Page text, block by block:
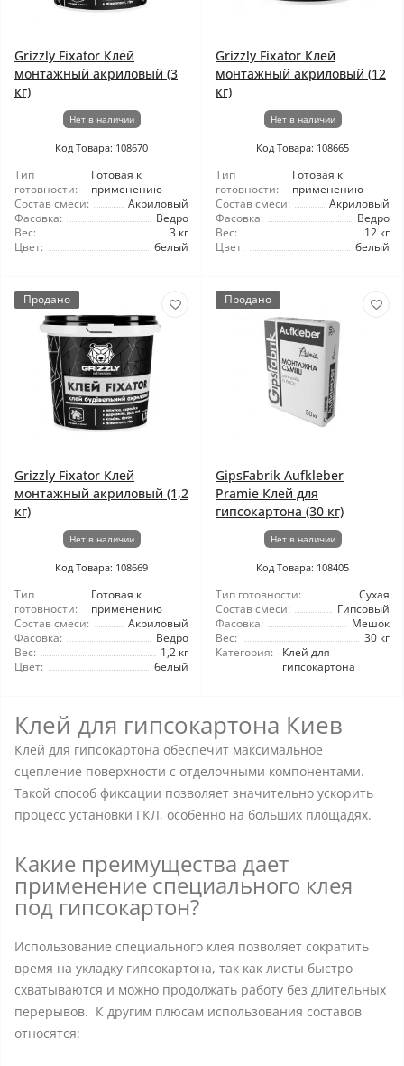
Grizzly Fixator Клей
монтажный акриловый (3
кг)
Нет в наличии
Код Товара: 108670
Тип
готовности:
Готовая к
применению
Состав смеси:
Акриловый
Фасовка:
Ведро
Вес:
3 кг
Цвет:
белый
Grizzly Fixator Клей
монтажный акриловый (12
кг)
Нет в наличии
Код Товара: 108665
Тип
готовности:
Готовая к
применению
Состав смеси:
Акриловый
Фасовка:
Ведро
Вес:
12 кг
Цвет:
белый
Продано
Grizzly Fixator Клей
монтажный акриловый (1,2
кг)
Нет в наличии
Код Товара: 108669
Тип
готовности:
Готовая к
применению
Состав смеси:
Акриловый
Фасовка:
Ведро
Вес:
1,2 кг
Цвет:
белый
Продано
GipsFabrik Aufkleber
Pramie Клей для
гипсокартона (30 кг)
Нет в наличии
Код Товара: 108405
Тип готовности:
Сухая
Состав смеси:
Гипсовый
Фасовка:
Мешок
Вес:
30 кг
Категория:
Клей для
гипсокартона
Клей для гипсокартона Киев
Клей для гипсокартона обеспечит максимальное
сцепление поверхности с отделочными компонентами.
Такой способ фиксации позволяет значительно ускорить
процесс установки ГКЛ, особенно на больших площадях.
Какие преимущества дает
применение специального клея
под гипсокартон?
Использование специального клея позволяет сократить
время на укладку гипсокартона, так как листы быстро
схватываются и можно продолжать работу без длительных
перерывов. К другим плюсам использования составов
относятся: